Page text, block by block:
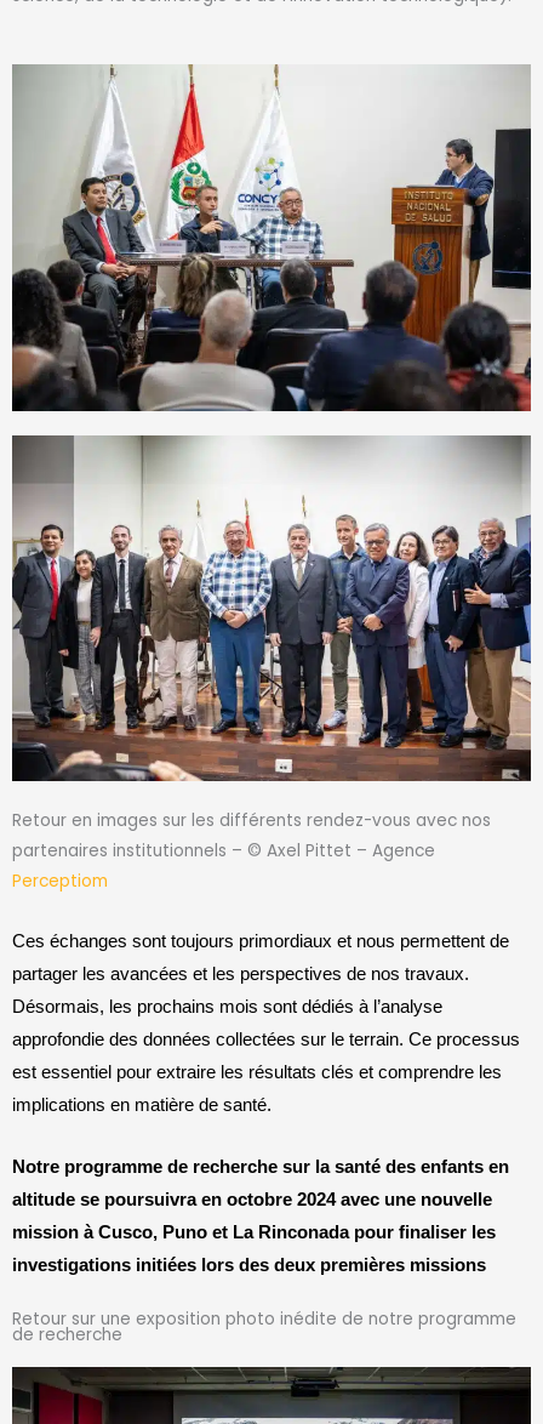
Retour en images sur les différents rendez-vous avec nos
partenaires institutionnels – © Axel Pittet – Agence
Perceptiom
Ces échanges sont toujours primordiaux et nous permettent de
partager les avancées et les perspectives de nos travaux.
Désormais, les prochains mois sont dédiés à l’analyse
approfondie des données collectées sur le terrain. Ce processus
est essentiel pour extraire les résultats clés et comprendre les
implications en matière de santé.
Notre programme de recherche sur la santé des enfants en
altitude se poursuivra en octobre 2024 avec une nouvelle
mission à Cusco, Puno et La Rinconadapour finaliser les
investigations initiées lors des deux premières missions
Retour sur une exposition photo inédite de notre programme
de recherche